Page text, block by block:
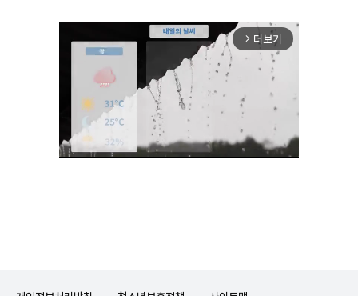
arrow_forward_ios 더보기